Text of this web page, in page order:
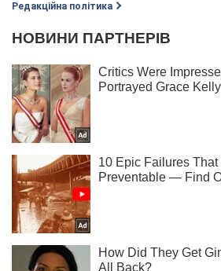
Редакційна політика